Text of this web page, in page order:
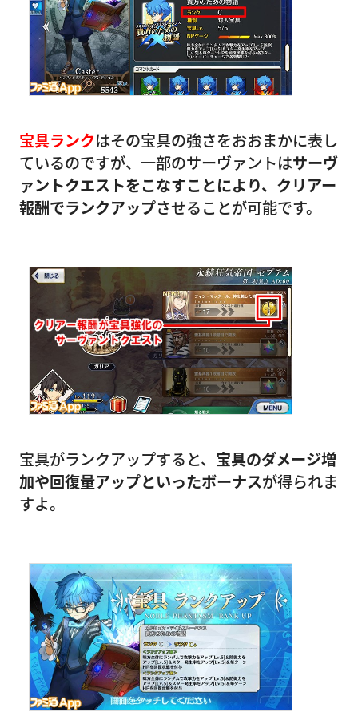
宝具ランクはその宝具の強さをおおまかに表し
ているのですが、一部のサーヴァントはサーヴ
ァントクエストをこなすことにより、クリアー
報酬でランクアップさせることが可能です。
宝具がランクアップすると、 宝具のダメージ増
加や回復量アップといったボーナスが得られま
すよ。